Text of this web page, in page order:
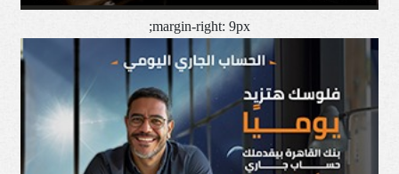
margin-right: 9px;